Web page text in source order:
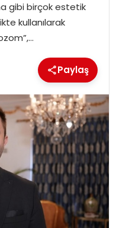
gibi birçok estetik
kullanılarak
Paylaş